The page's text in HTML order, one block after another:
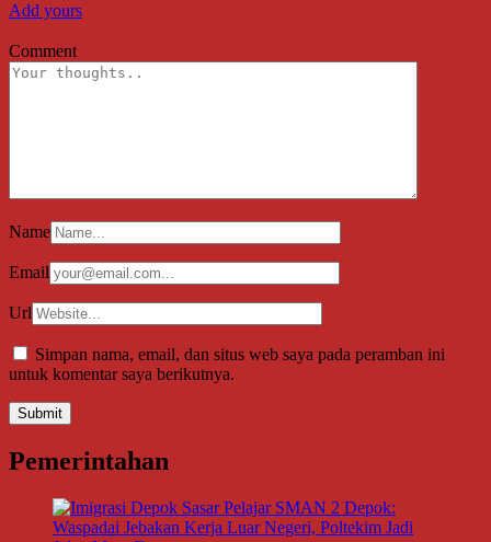
Add yours
Comment
Name
Email
Url
Simpan nama, email, dan situs web saya pada peramban ini
untuk komentar saya berikutnya.
Pemerintahan